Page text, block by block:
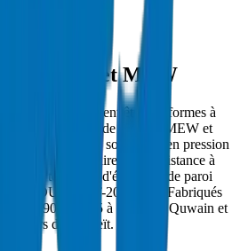
MEW et MPW
à Koweït doivent être conformes à
l'approbation de Koweït MEW et
PVC Crown sont testés en pression
de rigidité annulaire et de résistance à
une tolérance d'épaisseur de paroi
DM-DUCT-FIT-2024-001. Fabriqués
ISO 9001:2015 à Umm Al Quwain et
de Koweït.